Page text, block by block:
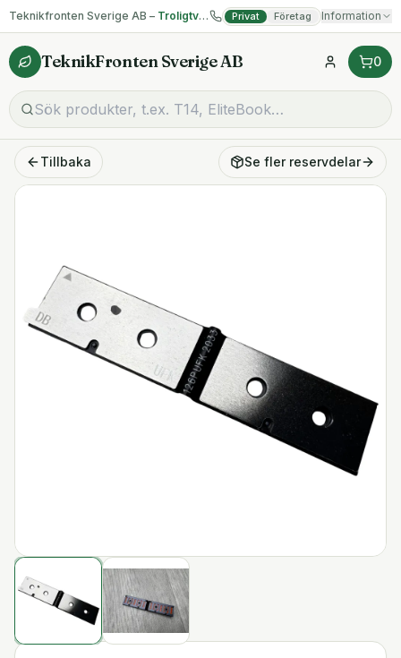
Teknikfronten Sverige AB – Troligtvis billigast på begagnad IT! Privat Företag Information
TeknikFronten Sverige AB 0
Tillbaka Se fler reservdelar